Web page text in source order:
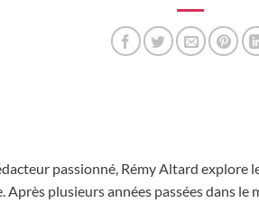
passionné, Rémy Altard explore
Après plusieurs années passées dans